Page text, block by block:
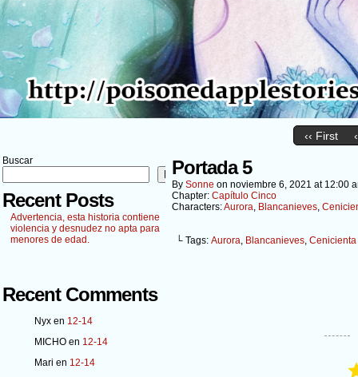
‹‹ First
Buscar
Buscar
Recent Posts
Advertencia, esta historia contiene
violencia y desnudez no apta para
menores de edad.
Recent Comments
Nyx en 12-14
MICHO en 12-14
Mari en 12-14
Portada 5
By Sonne on noviembre 6, 2021 at 12:00
Chapter: Capítulo Cinco
Characters:Aurora, Blancanieves,
└ Tags: Aurora, Blancanieves, Cenicienta